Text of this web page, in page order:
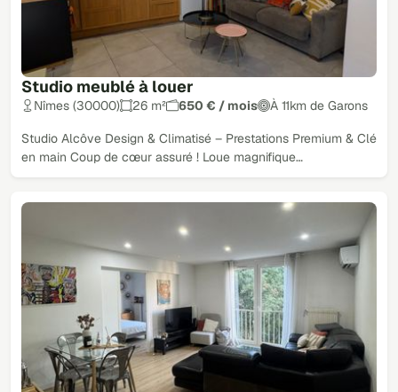
Studio meublé à louer
Nîmes (30000) 26 m² 650 € / mois À 11km de Garons
Studio Alcôve Design & Climatisé – Prestations Premium & Clé
en main Coup de cœur assuré ! Loue magnifique…